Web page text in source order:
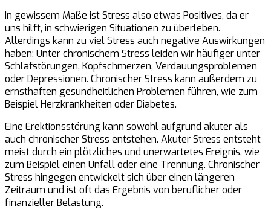
In gewissem Maße ist Stress also etwas Positives, da er
uns hilft, in schwierigen Situationen zu überleben.
Allerdings kann zu viel Stress auch negative Auswirkungen
haben: Unter chronischem Stress leiden wir häufiger unter
Schlafstörungen, Kopfschmerzen, Verdauungsproblemen
oder Depressionen. Chronischer Stress kann außerdem zu
ernsthaften gesundheitlichen Problemen führen, wie zum
Beispiel Herzkrankheiten oder Diabetes.
Eine Erektionsstörung kann sowohl aufgrund akuter als
auch chronischer Stress entstehen. Akuter Stress entsteht
meist durch ein plötzliches und unerwartetes Ereignis, wie
zum Beispiel einen Unfall oder eine Trennung. Chronischer
Stress hingegen entwickelt sich über einen längeren
Zeitraum und ist oft das Ergebnis von beruflicher oder
finanzieller Belastung.